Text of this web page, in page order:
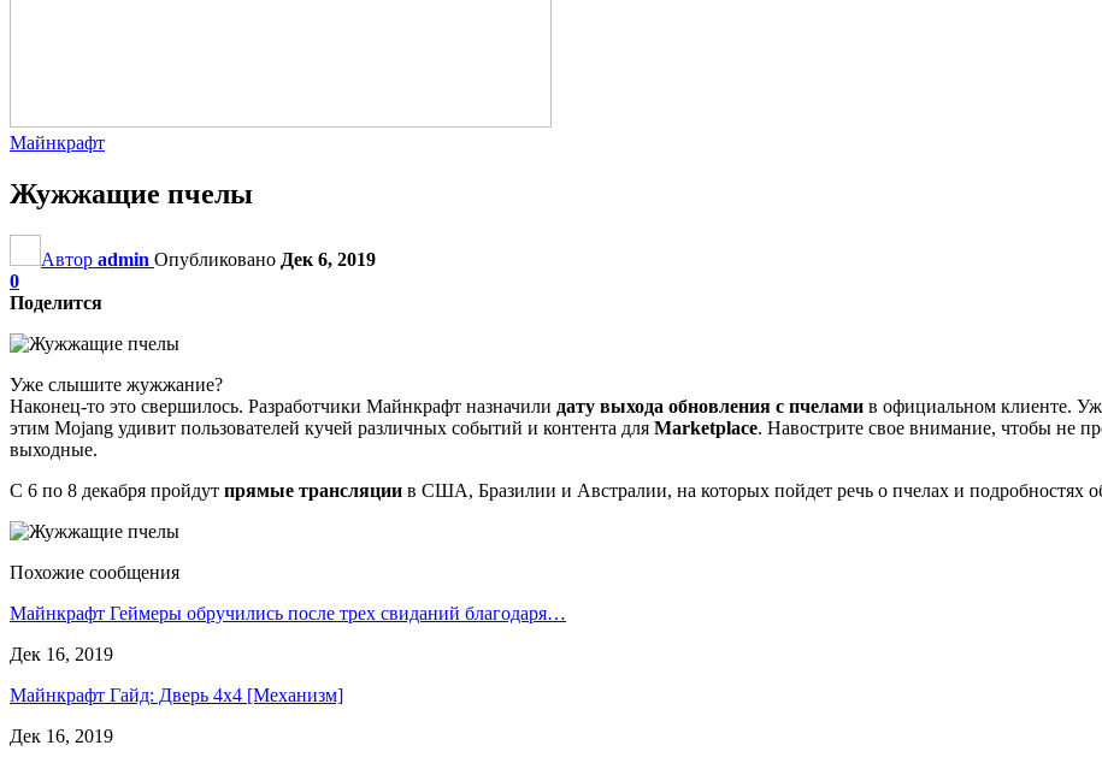
Майнкрафт
Жужжащие пчелы
Автор admin Опубликовано Дек 6, 2019
0
Поделится
Уже слышите жужжание?
Наконец-то это свершилось. Разработчики Майнкрафт назначили дату выхода обновления с пчелами в официальном клиенте.
этим Mojang удивит пользователей кучей различных событий и контента для Marketplace. Навострите свое внимание, чтобы не
выходные.
С 6 по 8 декабря пройдут прямые трансляции в США, Бразилии и Австралии, на которых пойдет речь о пчелах и подробностях
Похожие сообщения
Майнкрафт Геймеры обручились после трех свиданий благодаря…
Дек 16, 2019
Майнкрафт Гайд: Дверь 4х4 [Механизм]
Дек 16, 2019